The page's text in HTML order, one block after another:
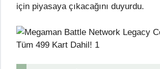
için piyasaya çıkacağını duyurdu.